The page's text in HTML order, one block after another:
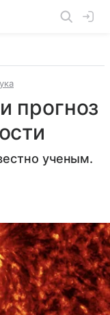
прогноз
ученым.